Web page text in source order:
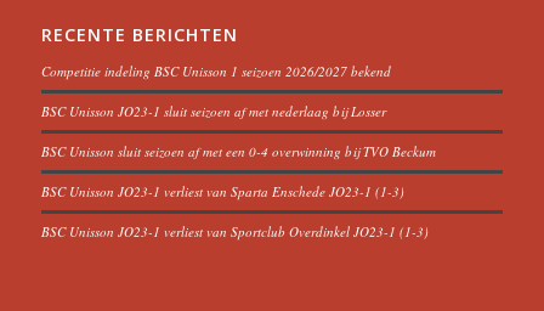
RECENTE BERICHTEN
Competitie indeling BSC Unisson 1 seizoen 2026/2027 bekend
BSC Unisson JO23-1 sluit seizoen af met nederlaag bij Losser
BSC Unisson sluit seizoen af met een 0-4 overwinning bij TVO Beckum
BSC Unisson JO23-1 verliest van Sparta Enschede JO23-1 (1-3)
BSC Unisson JO23-1 verliest van Sportclub Overdinkel JO23-1 (1-3)